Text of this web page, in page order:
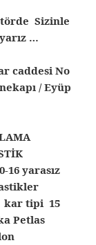
Sizinle
…
caddesi No
/ Eyüp
16 yarasız
kar tipi 15
Petlas